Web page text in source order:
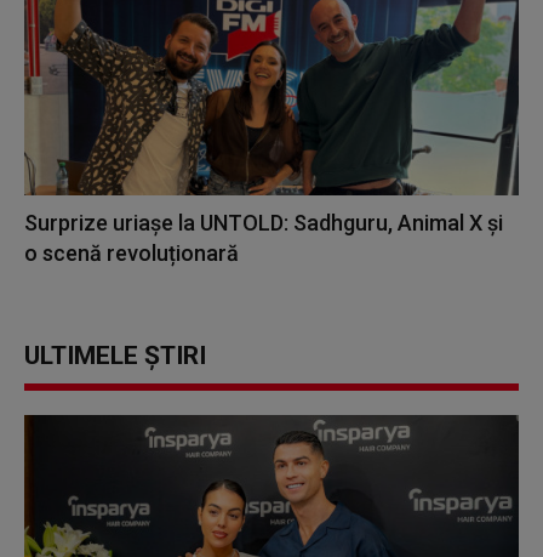
Surprize uriașe la UNTOLD: Sadhguru, Animal X și
o scenă revoluționară
ULTIMELE ȘTIRI